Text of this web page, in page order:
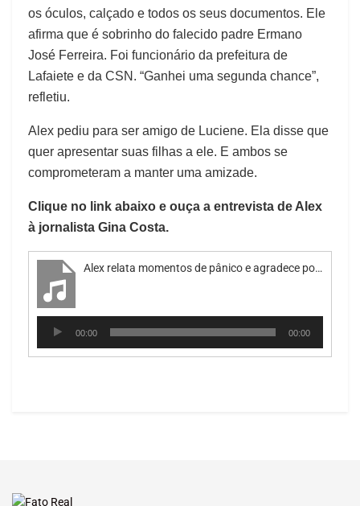
os óculos, calçado e todos os seus documentos. Ele
afirma que é sobrinho do falecido padre Ermano
José Ferreira. Foi funcionário da prefeitura de
Lafaiete e da CSN. “Ganhei uma segunda chance”,
refletiu.
Alex pediu para ser amigo de Luciene. Ela disse que
quer apresentar suas filhas a ele. E ambos se
comprometeram a manter uma amizade.
Clique no link abaixo e ouça a entrevista de Alex
à jornalista Gina Costa.
Alex relata momentos de pânico e agradece por ter sido salvo
áudio
00:00 00:00